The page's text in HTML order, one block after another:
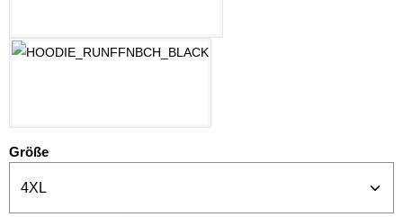
Größeauswählen